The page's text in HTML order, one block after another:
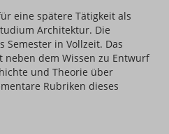
eine spätere Tätigkeit als
Architektur. Die
Semester in Vollzeit. Das
dem Wissen zu Entwurf
und Theorie über
Rubriken dieses